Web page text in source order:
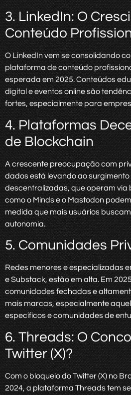
3. LinkedIn: O
Conteúdo
O LinkedIn vem se consolidando
plataforma de conteúdo
esperada em 2025. Conteúdos
digital e eventos online são
fortes, especialmente para
4. Plataformas
de Blockchain
A crescente preocupação com
dados está levando ao
descentralizadas, que operam via
como o Minds e o Mastodon
medida que mais usuários
autonomia.
5. Comunidades
Redes menores e especializadas
e Substack, estão em alta. Em
comunidades fechadas e
mais marcas, especialmente
específicos e comunidades de
6. Threads: O
Twitter (X)?
Com o bloqueio do Twitter (X) no
2024, a plataforma Threads tem